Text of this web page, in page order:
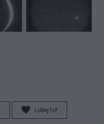
Lubię to!